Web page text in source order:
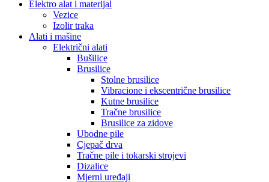
Elektro alat i materijal
Vezice
Izolir traka
Alati i mašine
Električni alati
Bušilice
Brusilice
Stolne brusilice
Vibracione i ekscentrične brusilice
Kutne brusilice
Tračne brusilice
Brusilice za zidove
Ubodne pile
Cjepač drva
Tračne pile i tokarski strojevi
Dizalice
Mjerni uređaji